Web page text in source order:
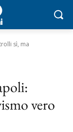
sì, ma
vero